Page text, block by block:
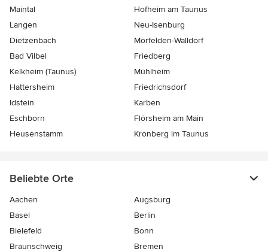
Maintal
Hofheim am Taunus
Langen
Neu-Isenburg
Dietzenbach
Mörfelden-Walldorf
Bad Vilbel
Friedberg
Kelkheim (Taunus)
Mühlheim
Hattersheim
Friedrichsdorf
Idstein
Karben
Eschborn
Flörsheim am Main
Heusenstamm
Kronberg im Taunus
Beliebte Orte
Aachen
Augsburg
Basel
Berlin
Bielefeld
Bonn
Braunschweig
Bremen